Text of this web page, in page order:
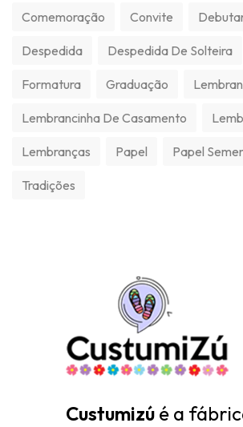
Comemoração Convite
Despedida Despedida De Solteira
Formatura Graduação
Lembrancinha De Casamento
Lembranças Papel Papel
Tradições
Custumizú é a